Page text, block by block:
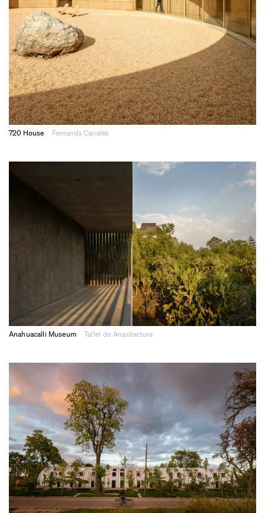
720 House Fernanda Canales
Anahuacalli Museum Taller de Arquitectura